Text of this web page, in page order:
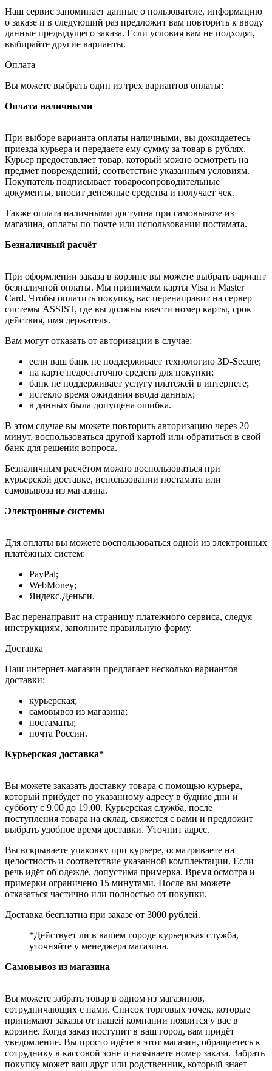
Наш сервис запоминает данные о пользователе, информацию
о заказе и в следующий раз предложит вам повторить к вводу
данные предыдущего заказа. Если условия вам не подходят,
выбирайте другие варианты.
Оплата
Вы можете выбрать один из трёх вариантов оплаты:
Оплата наличными
При выборе варианта оплаты наличными, вы дожидаетесь
приезда курьера и передаёте ему сумму за товар в рублях.
Курьер предоставляет товар, который можно осмотреть на
предмет повреждений, соответствие указанным условиям.
Покупатель подписывает товаросопроводительные
документы, вносит денежные средства и получает чек.
Также оплата наличными доступна при самовывозе из
магазина, оплаты по почте или использовании постамата.
Безналичный расчёт
При оформлении заказа в корзине вы можете выбрать вариант
безналичной оплаты. Мы принимаем карты Visa и Master
Card. Чтобы оплатить покупку, вас перенаправит на сервер
системы ASSIST, где вы должны ввести номер карты, срок
действия, имя держателя.
Вам могут отказать от авторизации в случае:
если ваш банк не поддерживает технологию 3D-Secure;
на карте недостаточно средств для покупки;
банк не поддерживает услугу платежей в интернете;
истекло время ожидания ввода данных;
в данных была допущена ошибка.
В этом случае вы можете повторить авторизацию через 20
минут, воспользоваться другой картой или обратиться в свой
банк для решения вопроса.
Безналичным расчётом можно воспользоваться при
курьерской доставке, использовании постамата или
самовывоза из магазина.
Электронные системы
Для оплаты вы можете воспользоваться одной из электронных
платёжных систем:
PayPal;
WebMoney;
Яндекс.Деньги.
Вас перенаправит на страницу платежного сервиса, следуя
инструкциям, заполните правильную форму.
Доставка
Наш интернет-магазин предлагает несколько вариантов
доставки:
курьерская;
самовывоз из магазина;
постаматы;
почта России.
Курьерская доставка*
Вы можете заказать доставку товара с помощью курьера,
который прибудет по указанному адресу в будние дни и
субботу с 9.00 до 19.00. Курьерская служба, после
поступления товара на склад, свяжется с вами и предложит
выбрать удобное время доставки. Уточнит адрес.
Вы вскрываете упаковку при курьере, осматриваете на
целостность и соответствие указанной комплектации. Если
речь идёт об одежде, допустима примерка. Время осмотра и
примерки ограничено 15 минутами. После вы можете
отказаться частично или полностью от покупки.
Доставка бесплатна при заказе от 3000 рублей.
*Действует ли в вашем городе курьерская служба,
уточняйте у менеджера магазина.
Самовывоз из магазина
Вы можете забрать товар в одном из магазинов,
сотрудничающих с нами. Список торговых точек, которые
принимают заказы от нашей компании появится у вас в
корзине. Когда заказ поступит в ваш город, вам придёт
уведомление. Вы просто идёте в этот магазин, обращаетесь к
сотруднику в кассовой зоне и называете номер заказа. Забрать
покупку может ваш друг или родственник, который знает